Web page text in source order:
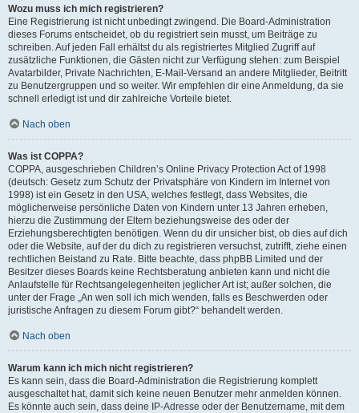
Wozu muss ich mich registrieren?
Eine Registrierung ist nicht unbedingt zwingend. Die Board-Administration
dieses Forums entscheidet, ob du registriert sein musst, um Beiträge zu
schreiben. Auf jeden Fall erhältst du als registriertes Mitglied Zugriff auf
zusätzliche Funktionen, die Gästen nicht zur Verfügung stehen: zum Beispiel
Avatarbilder, Private Nachrichten, E-Mail-Versand an andere Mitglieder, Beitritt
zu Benutzergruppen und so weiter. Wir empfehlen dir eine Anmeldung, da sie
schnell erledigt ist und dir zahlreiche Vorteile bietet.
Nach oben
Was ist COPPA?
COPPA, ausgeschrieben Children’s Online Privacy Protection Act of 1998
(deutsch: Gesetz zum Schutz der Privatsphäre von Kindern im Internet von
1998) ist ein Gesetz in den USA, welches festlegt, dass Websites, die
möglicherweise persönliche Daten von Kindern unter 13 Jahren erheben,
hierzu die Zustimmung der Eltern beziehungsweise des oder der
Erziehungsberechtigten benötigen. Wenn du dir unsicher bist, ob dies auf dich
oder die Website, auf der du dich zu registrieren versuchst, zutrifft, ziehe einen
rechtlichen Beistand zu Rate. Bitte beachte, dass phpBB Limited und der
Besitzer dieses Boards keine Rechtsberatung anbieten kann und nicht die
Anlaufstelle für Rechtsangelegenheiten jeglicher Art ist; außer solchen, die
unter der Frage „An wen soll ich mich wenden, falls es Beschwerden oder
juristische Anfragen zu diesem Forum gibt?“ behandelt werden.
Nach oben
Warum kann ich mich nicht registrieren?
Es kann sein, dass die Board-Administration die Registrierung komplett
ausgeschaltet hat, damit sich keine neuen Benutzer mehr anmelden können.
Es könnte auch sein, dass deine IP-Adresse oder der Benutzername, mit dem